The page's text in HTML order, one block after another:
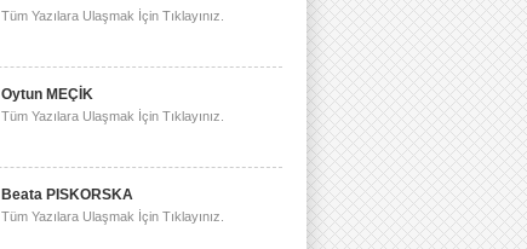
Tüm Yazılara Ulaşmak İçin Tıklayınız.
Oytun MEÇİK
Tüm Yazılara Ulaşmak İçin Tıklayınız.
Beata PISKORSKA
Tüm Yazılara Ulaşmak İçin Tıklayınız.